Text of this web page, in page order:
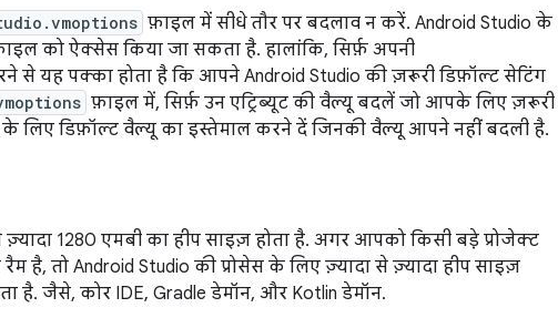
फ़ाइल में सीधे तौर पर बदलाव न करें. Android Studio के
को ऐक्सेस किया जा सकता है. हालांकि, सिर्फ़ अपनी
से यह पक्का होता है कि आपने Android Studio की ज़रूरी डिफ़ॉल्ट सेटिंग
फ़ाइल में, सिर्फ़ उन एट्रिब्यूट की वैल्यू बदलें जो आपके लिए ज़रूरी
के लिए डिफ़ॉल्ट वैल्यू का इस्तेमाल करने दें जिनकी वैल्यू आपने नहीं बदली है.
1280 एमबी का हीप साइज़ होता है. अगर आपको किसी बड़े प्रोजेक्ट
है, तो Android Studio की प्रोसेस के लिए ज़्यादा से ज़्यादा हीप साइज़
है. जैसे, कोर IDE, Gradle डेमॉन, और Kotlin डेमॉन.